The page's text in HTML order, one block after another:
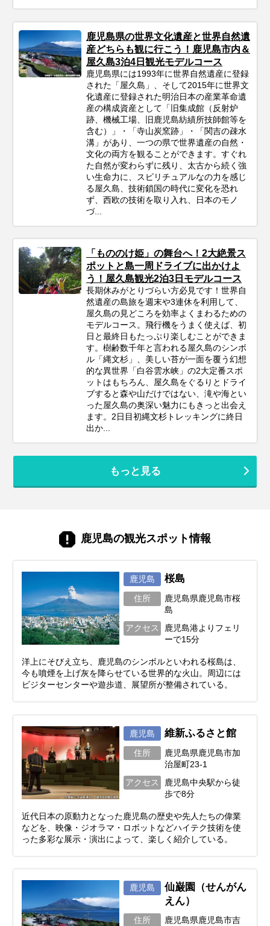
鹿児島県の世界文化遺産と世界自然遺
産どちらも観に行こう！鹿児島市内＆
屋久島3泊4日観光モデルコース
鹿児島県には1993年に世界自然遺産に登録
された「屋久島」、そして2015年に世界文
化遺産に登録された明治日本の産業革命遺
産の構成資産として「旧集成館（反射炉
跡、機械工場、旧鹿児島紡績所技師館等を
含む）」・「寺山炭窯跡」・「関吉の疎水
溝」があり、一つの県で世界遺産の自然・
文化の両方を観ることができます。すぐれ
た自然が変わらずに残り、太古から続く強
い生命力に、スピリチュアルなの力を感じ
る屋久島、技術鎖国の時代に変化を恐れ
ず、西欧の技術を取り入れ、日本のモノ
づ...
「もののけ姫」の舞台へ！2大絶景ス
ポットと島一周ドライブに出かけよ
う！屋久島観光2泊3日モデルコース
長期休みがとりづらい方必見です！世界自
然遺産の島旅を週末や3連休を利用して、
屋久島の見どころを効率よくまわるための
モデルコース。飛行機をうまく使えば、初
日と最終日もたっぷり楽しむことができま
す。樹齢数千年と言われる屋久島のシンボ
ル「縄文杉」、美しい苔が一面を覆う幻想
的な異世界「白谷雲水峡」の2大定番スポ
ットはもちろん、屋久島をぐるりとドライ
ブすると森や山だけではない、滝や海とい
った屋久島の奥深い魅力にもきっと出会え
ます。2日目初縄文杉トレッキングに終日
出か...
もっと見る
鹿児島の観光スポット情報
鹿児島 桜島
住所
鹿児島県鹿児島市桜
島
アクセス
鹿児島港よりフェリ
ーで15分
洋上にそびえ立ち、鹿児島のシンボルといわれる桜島は、
今も噴煙を上げ灰を降らせている世界的な火山。周辺には
ビジターセンターや遊歩道、展望所が整備されている。
鹿児島 維新ふるさと館
住所
鹿児島県鹿児島市加
治屋町23-1
アクセス
鹿児島中央駅から徒
歩で8分
近代日本の原動力となった鹿児島の歴史や先人たちの偉業
などを、映像・ジオラマ・ロボットなどハイテク技術を使
った多彩な展示・演出によって、楽しく紹介している。
鹿児島
仙巌園（せんがん
えん）
住所
鹿児島県鹿児島市吉